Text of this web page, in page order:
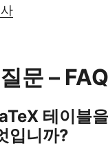
문 – FAQ
테이블
입니까?